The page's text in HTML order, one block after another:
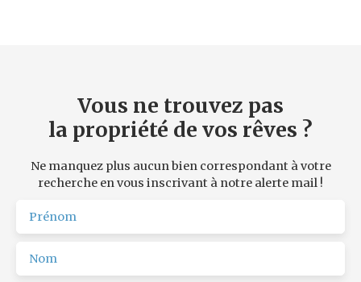
Vous ne trouvez pas
la propriété de vos rêves ?
Ne manquez plus aucun bien correspondant à votre
recherche en vous inscrivant à notre alerte mail !
Prénom
Nom